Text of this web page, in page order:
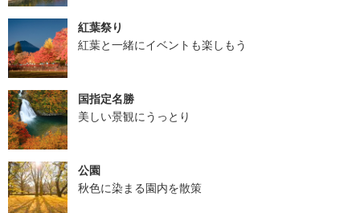
紅葉祭り
紅葉と一緒にイベントも楽しもう
国指定名勝
美しい景観にうっとり
公園
秋色に染まる園内を散策